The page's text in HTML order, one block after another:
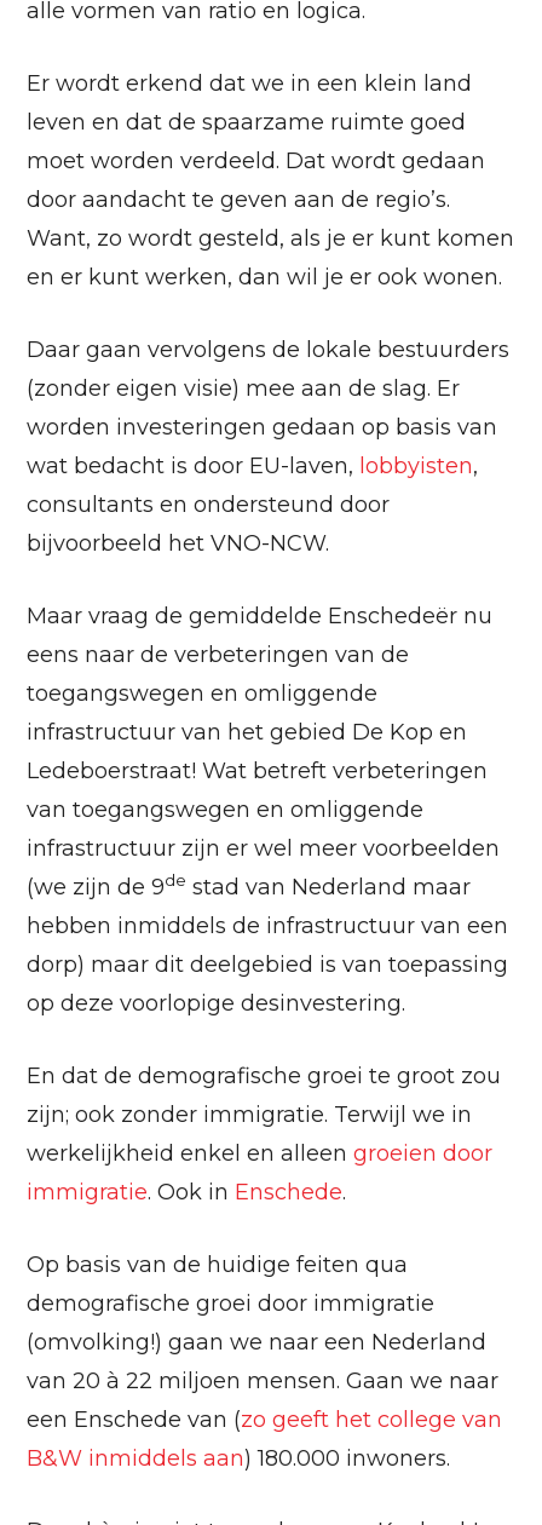
alle vormen van ratio en logica.
Er wordt erkend dat we in een klein land
leven en dat de spaarzame ruimte goed
moet worden verdeeld. Dat wordt gedaan
door aandacht te geven aan de regio’s.
Want, zo wordt gesteld, als je er kunt komen
en er kunt werken, dan wil je er ook wonen.
Daar gaan vervolgens de lokale bestuurders
(zonder eigen visie) mee aan de slag. Er
worden investeringen gedaan op basis van
wat bedacht is door EU-laven, lobbyisten,
consultants en ondersteund door
bijvoorbeeld het VNO-NCW.
Maar vraag de gemiddelde Enschedeër nu
eens naar de verbeteringen van de
toegangswegen en omliggende
infrastructuur van het gebied De Kop en
Ledeboerstraat! Wat betreft verbeteringen
van toegangswegen en omliggende
infrastructuur zijn er wel meer voorbeelden
(we zijn de 9de stad van Nederland maar
hebben inmiddels de infrastructuur van een
dorp) maar dit deelgebied is van toepassing
op deze voorlopige desinvestering.
En dat de demografische groei te groot zou
zijn; ook zonder immigratie. Terwijl we in
werkelijkheid enkel en alleengroeien door
immigratie. Ook in Enschede.
Op basis van de huidige feiten qua
demografische groei door immigratie
(omvolking!) gaan we naar een Nederland
van 20 à 22 miljoen mensen. Gaan we naar
een Enschede van (zo geeft het college van
B&W inmiddels aan) 180.000 inwoners.